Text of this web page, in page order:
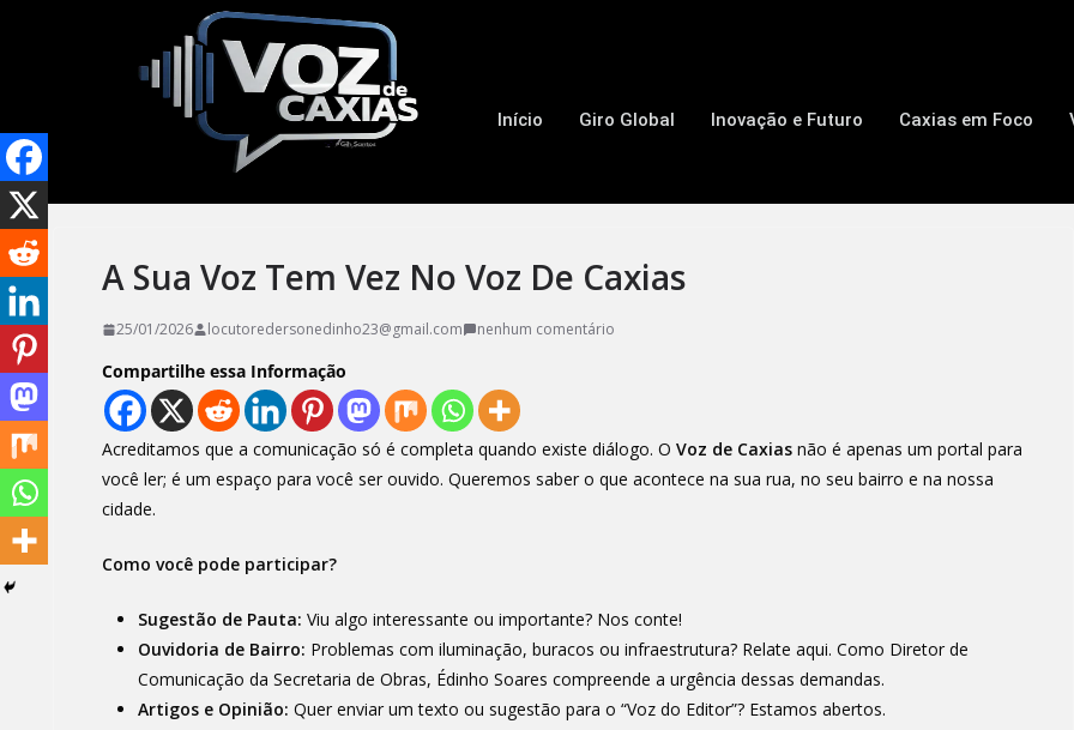
Início Giro Global Inovação e Futuro Caxias em Foco
A Sua Voz Tem Vez No Voz De Caxias
25/01/2026 locutoredersonedinho23@gmail.com nenhum comentário
Compartilhe essa Informação
Acreditamos que a comunicação só é completa quando existe diálogo. OVoz de Caxias não é apenas um portal para
você ler; é um espaço para você ser ouvido. Queremos saber o que acontece na sua rua, no seu bairro e na nossa
cidade.
Como você pode participar?
Sugestão de Pauta: Viu algo interessante ou importante? Nos conte!
Ouvidoria de Bairro: Problemas com iluminação, buracos ou infraestrutura? Relate aqui. Como Diretor de
Comunicação da Secretaria de Obras, Édinho Soares compreende a urgência dessas demandas.
Artigos e Opinião: Quer enviar um texto ou sugestão para o “Voz do Editor”? Estamos abertos.